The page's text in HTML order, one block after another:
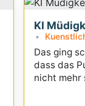
KI
Das ging
dass das
nicht mehr